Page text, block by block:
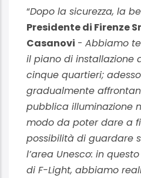
“Dopo la sicurezza, la
Presidente di Firenze
Casanovi - Abbiamo
il piano di installazione
cinque quartieri;
gradualmente
pubblica illuminazione
modo da poter dare a
possibilità di guardare
l’area Unesco: in
di F-Light, abbiamo